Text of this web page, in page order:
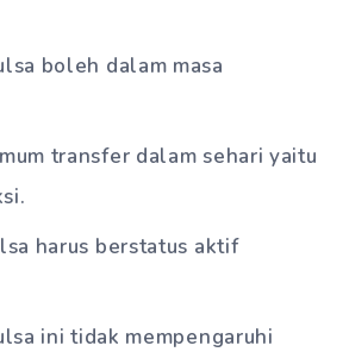
boleh dalam masa
transfer dalam sehari yaitu
harus berstatus aktif
ini tidak mempengaruhi